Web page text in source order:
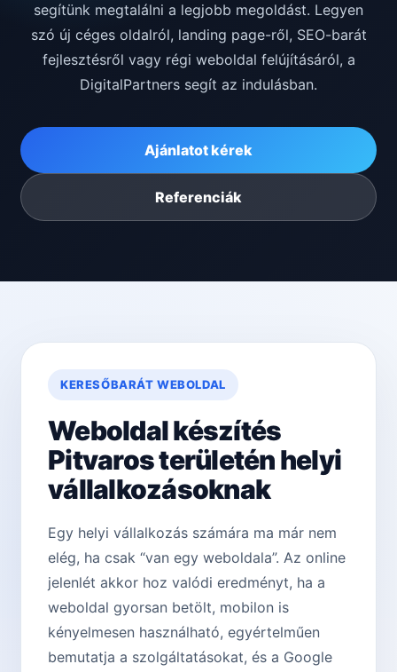
segítünk megtalálni a legjobb megoldást. Legyen
szó új céges oldalról, landing page-ről, SEO-barát
fejlesztésről vagy régi weboldal felújításáról, a
DigitalPartners segít az indulásban.
Ajánlatot kérek
Referenciák
KERESŐBARÁT WEBOLDAL
Weboldal készítés
Pitvaros területén helyi
vállalkozásoknak
Egy helyi vállalkozás számára ma már nem
elég, ha csak “van egy weboldala”. Az online
jelenlét akkor hoz valódi eredményt, ha a
weboldal gyorsan betölt, mobilon is
kényelmesen használható, egyértelműen
bemutatja a szolgáltatásokat, és a Google